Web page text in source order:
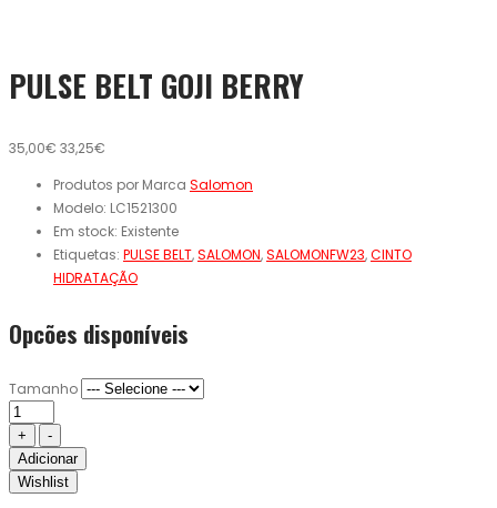
PULSE BELT GOJI BERRY
35,00€ 33,25€
Produtos por Marca Salomon
Modelo: LC1521300
Em stock: Existente
Etiquetas: PULSE BELT,SALOMON,SALOMONFW23,CINTO
HIDRATAÇÃO
Opcões disponíveis
Tamanho
Adicionar
Wishlist